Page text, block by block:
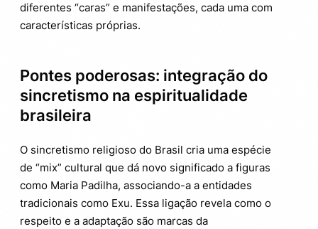
diferentes “caras” e manifestações, cada uma com
características próprias.
Pontes poderosas: integração do
sincretismo na espiritualidade
brasileira
O sincretismo religioso do Brasil cria uma espécie
de “mix” cultural que dá novo significado a figuras
como Maria Padilha, associando-a a entidades
tradicionais como Exu. Essa ligação revela como o
respeito e a adaptação são marcas da